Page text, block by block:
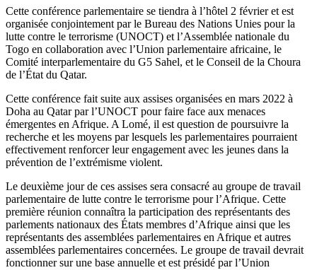
Cette conférence parlementaire se tiendra à l’hôtel 2 février et est
organisée conjointement par le Bureau des Nations Unies pour la
lutte contre le terrorisme (UNOCT) et l’Assemblée nationale du
Togo en collaboration avec l’Union parlementaire africaine, le
Comité interparlementaire du G5 Sahel, et le Conseil de la Choura
de l’État du Qatar.
Cette conférence fait suite aux assises organisées en mars 2022 à
Doha au Qatar par l’UNOCT pour faire face aux menaces
émergentes en Afrique. A Lomé, il est question de poursuivre la
recherche et les moyens par lesquels les parlementaires pourraient
effectivement renforcer leur engagement avec les jeunes dans la
prévention de l’extrémisme violent.
Le deuxième jour de ces assises sera consacré au groupe de travail
parlementaire de lutte contre le terrorisme pour l’Afrique. Cette
première réunion connaîtra la participation des représentants des
parlements nationaux des États membres d’Afrique ainsi que les
représentants des assemblées parlementaires en Afrique et autres
assemblées parlementaires concernées. Le groupe de travail devrait
fonctionner sur une base annuelle et est présidé par l’Union